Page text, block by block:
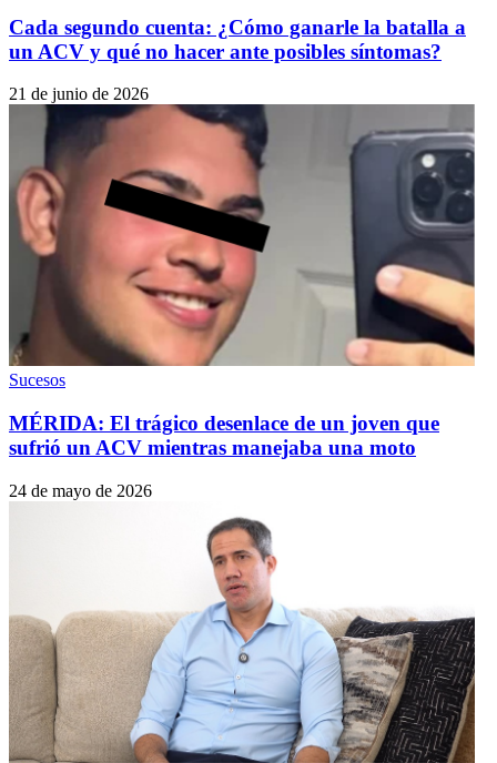
Cada segundo cuenta: ¿Cómo ganarle la batalla a
un ACV y qué no hacer ante posibles síntomas?
21 de junio de 2026
Sucesos
MÉRIDA: El trágico desenlace de un joven que
sufrió un ACV mientras manejaba una moto
24 de mayo de 2026